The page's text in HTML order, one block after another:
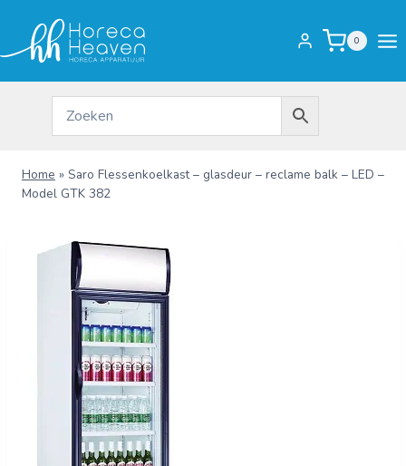
inhoud
0
Home » Saro Flessenkoelkast – glasdeur – reclame balk – LED –
Model GTK 382